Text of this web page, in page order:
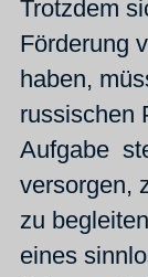
Trotzdem
Förderung
haben,
russischen
Aufgabe
versorgen,
zu
eines